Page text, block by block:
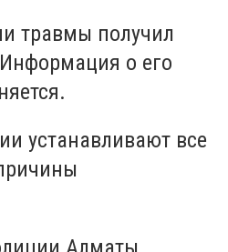
травмы получил
о его
устанавливают все